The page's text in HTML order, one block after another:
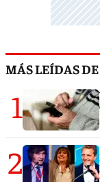
MÁS LEÍDAS
1
2